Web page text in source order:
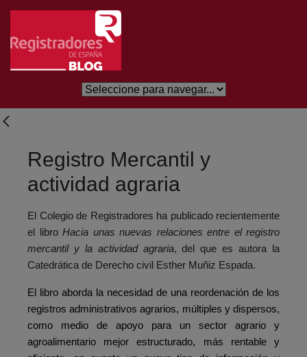
Salta al contingut principal
Registro Mercantil y
actividad agraria
El Colegio de Registradores ha publicado recientemente
el libro Hacia unas nuevas relaciones entre el registro
mercantil y la actividad agraria, del que es autora la
Catedrática de Derecho civil Esther Muñiz Espada.
El libro aborda la necesidad de una reordenación de los
registros administrativos agrarios, múltiples y dispersos,
como medio de apoyo para un sector agrario y
agroalimentario mejor estructurado, más rentable y